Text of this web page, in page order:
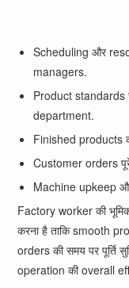
Scheduling और
managers.
Product standards
department.
Finished products
Customer orders
Machine upkeep
Factory worker की
करना है ताकि smooth
orders की समय पर पूर्ति
operation की overall